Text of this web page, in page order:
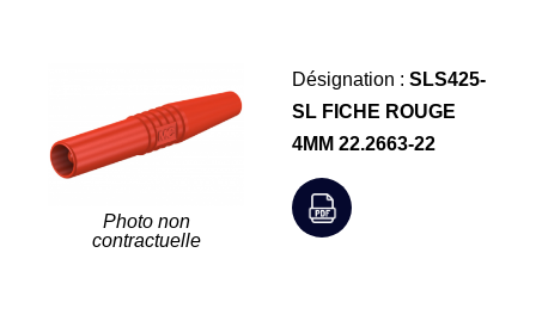
Photo non
contractuelle
Désignation : SLS425-
SL FICHE ROUGE
4MM 22.2663-22